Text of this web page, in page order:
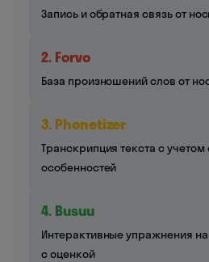
Запись и обратная связь от
2. Forvo
База произношений слов от
3. Phonetizer
Транскрипция текста с
особенностей
4. Busuu
Интерактивные упражнения
с оценкой